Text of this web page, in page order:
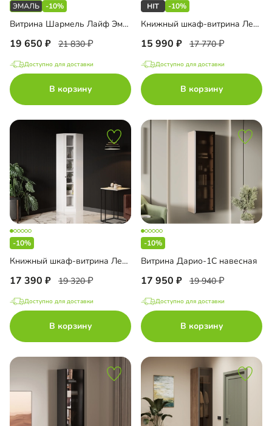
-10%
Витрина Шармель Лайф Эмаль
19 650 21 830
Доступно для доставки
В корзину
-10%
Книжный шкаф-витрина Лестер-3
15 990 17 770
Доступно для доставки
В корзину
-10%
Книжный шкаф-витрина Лестер-9-500 угловой
17 390 19 320
Доступно для доставки
В корзину
-10%
Витрина Дарио-1С навесная
17 950 19 940
Доступно для доставки
В корзину